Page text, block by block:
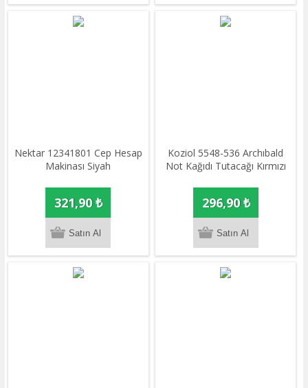
Nektar 12341801 Cep Hesap
Makinası Siyah
321,90 ₺
Koziol 5548-536 Archıbald
Not Kağıdı Tutacağı Kırmızı
296,90 ₺